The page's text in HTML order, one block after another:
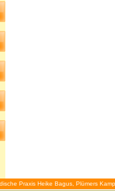
Praxis Heike Bagus, Plümers